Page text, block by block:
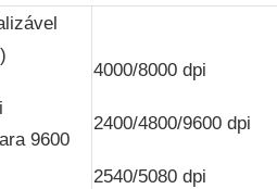
9600
4000/8000 dpi
2400/4800/9600 dpi
2540/5080 dpi